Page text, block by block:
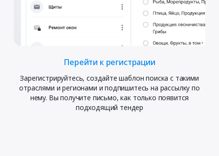
Перейти к регистрации
Зарегистрируйтесь, создайте шаблон поиска с такими
отраслями и регионами и подпишитесь на рассылку по
нему. Вы получите письмо, как только появится
подходящий тендер